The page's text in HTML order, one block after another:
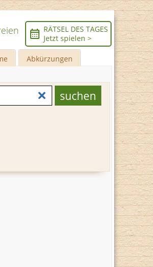
RÄTSEL DES TAGES
Jetzt spielen >
Abkürzungen